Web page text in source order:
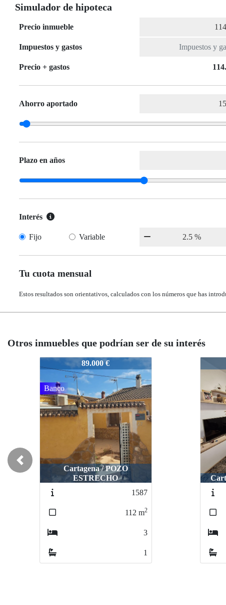
Simulador de hipoteca
Precio inmueble
Impuestos y gastos
Precio + gastos
Ahorro aportado
Plazo en años
Interés
Fijo Variable
Tu cuota mensual
Estos resultados son orientativos, calculados con los números que has
Otros inmuebles que podrían ser de su interés
1782
93.000 €
Cartagena / LOS NIETOS
1653
60 m2
2
1
Previous